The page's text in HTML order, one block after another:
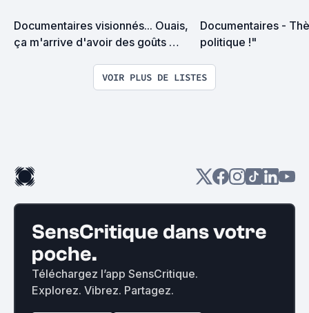
Documentaires visionnés... Ouais,
ça m'arrive d'avoir des goûts
Documentaires -
politique !"
VOIR PLUS DE LISTES
SensCritique dans votre
poche.
Téléchargez l’app SensCritique.
Explorez. Vibrez. Partagez.